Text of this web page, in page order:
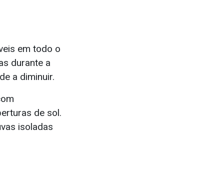
em todo o
durante a
a diminuir.
de sol.
isoladas